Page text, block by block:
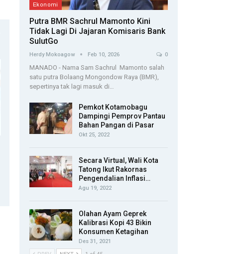
Ekonomi
Putra BMR Sachrul Mamonto Kini
Tidak Lagi Di Jajaran Komisaris Bank
SulutGo
Herdy Mokoagow Feb 10, 2026 0
MANADO - Nama Sam Sachrul Mamonto salah
satu putra Bolaang Mongondow Raya (BMR),
sepertinya tak lagi masuk di…
Pemkot Kotamobagu
Dampingi Pemprov Pantau
Bahan Pangan di Pasar
Okt 25, 2022
Secara Virtual, Wali Kota
Tatong Ikut Rakornas
Pengendalian Inflasi…
Agu 19, 2022
Olahan Ayam Geprek
Kalibrasi Kopi 43 Bikin
Konsumen Ketagihan
Des 31, 2021